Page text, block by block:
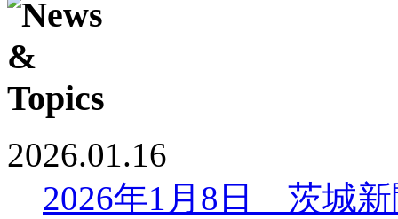
2026.01.16
2026年1月8日 茨城